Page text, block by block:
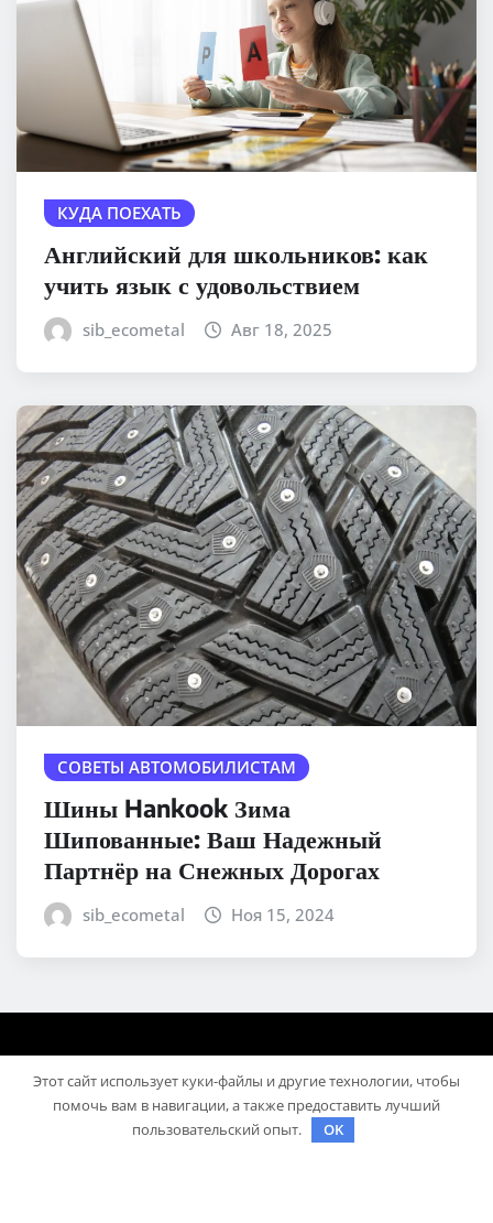
КУДА ПОЕХАТЬ
Английский для школьников: как
учить язык с удовольствием
sib_ecometal Авг 18, 2025
СОВЕТЫ АВТОМОБИЛИСТАМ
Шины Hankook Зима
Шипованные: Ваш Надежный
Партнёр на Снежных Дорогах
sib_ecometal Ноя 15, 2024
Этот сайт использует куки-файлы и другие технологии, чтобы
помочь вам в навигации, а также предоставить лучший
пользовательский опыт.
OK